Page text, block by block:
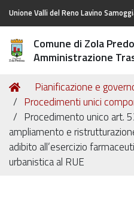
Unione Valli del Reno Lavino
Comune di Zola
Amministrazione
Tu
sei
qui:
Home
Pianificazione e
Procedimenti unici
Procedimento unico art.
ampliamento e
adibito all’esercizio
urbanistica al RUE